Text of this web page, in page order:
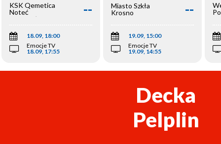
KSK Qemetica
Noteć
Inowrocław
--
18.09, 18:00
Emocje TV
18.09, 17:55
Miasto Szkła
Krosno
--
19.09, 15:00
Emocje TV
19.09, 14:55
Decka
Pelplin